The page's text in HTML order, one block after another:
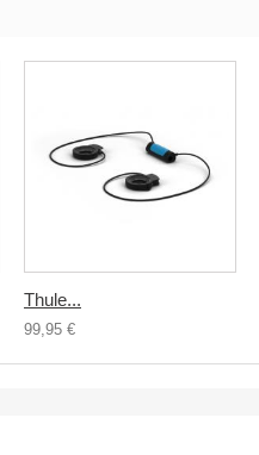
Thule...
99,95 €